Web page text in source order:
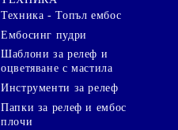
Техника - Топъл ембос
Ембосинг пудри
Шаблони за релеф и
оцветяване с мастила
Инструменти за релеф
Папки за релеф и ембос
плочи